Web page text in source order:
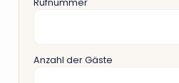
Rufnummer
Anzahl der Gäste